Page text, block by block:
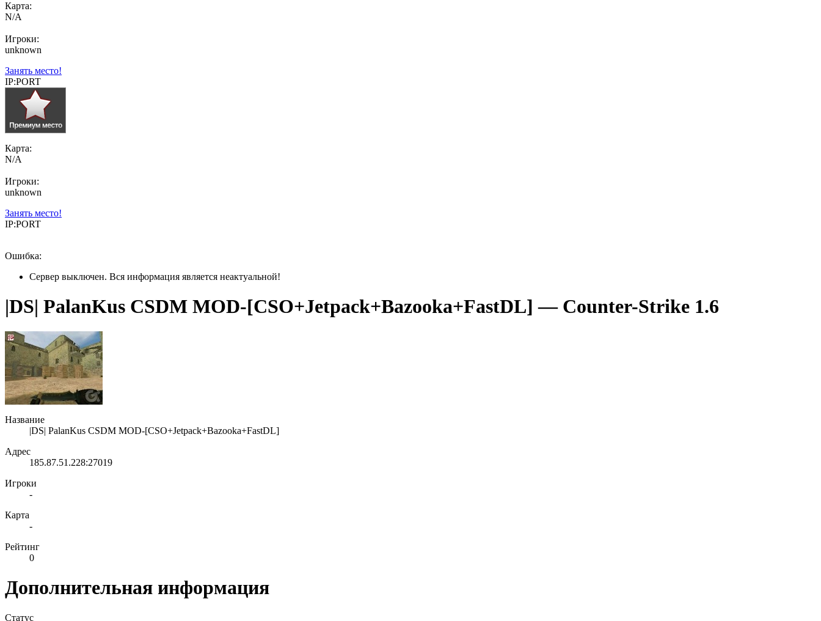
Карта:
N/A
Игроки:
unknown
Занять место!
IP:PORT
Карта:
N/A
Игроки:
unknown
Занять место!
IP:PORT
Ошибка:
Сервер выключен. Вся информация является неактуальной!
|DS| PalanKus CSDM MOD-[CSO+Jetpack+Bazooka+FastDL] — Counter-Strike 1.6
Название
|DS| PalanKus CSDM MOD-[CSO+Jetpack+Bazooka+FastDL]
Адрес
185.87.51.228:27019
Игроки
-
Карта
-
Рейтинг
0
Дополнительная информация
Статус